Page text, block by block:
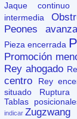
Jaque continuo
intermedia
Peones
Pieza encerrada
Promoción
Rey ahogado
centro
Rey
situado
Ruptura
Tablas
indicar Zugzwang